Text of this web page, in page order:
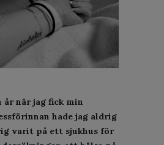
år när jag fick min
hade jag aldrig
varit på ett sjukhus för